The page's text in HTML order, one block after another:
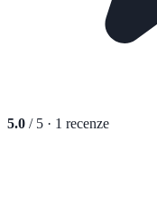
5.0 / 5 · 1 recenze